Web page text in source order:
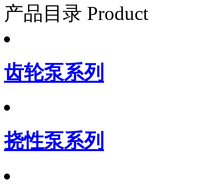
产品目录 Product
齿轮泵系列
挠性泵系列